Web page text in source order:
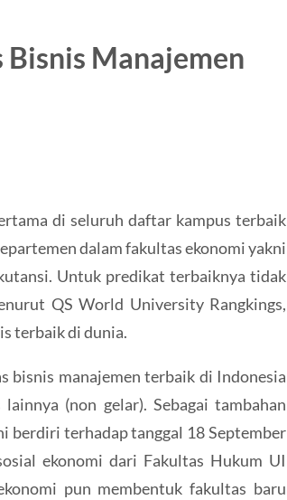
Manajemen
di seluruh daftar kampus terbaik
dalam fakultas ekonomi yakni
Untuk predikat terbaiknya tidak
QS World University Rangkings,
terbaik di dunia.
bisnis manajemen terbaik di Indonesia
(non gelar). Sebagai tambahan
berdiri terhadap tanggal 18 September
ekonomi dari Fakultas Hukum UI
pun membentuk fakultas baru